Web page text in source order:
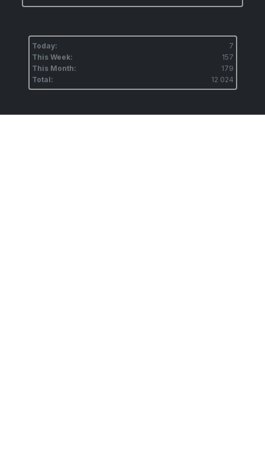
Today:
7
This Week:
157
This Month:
179
Total:
12 024